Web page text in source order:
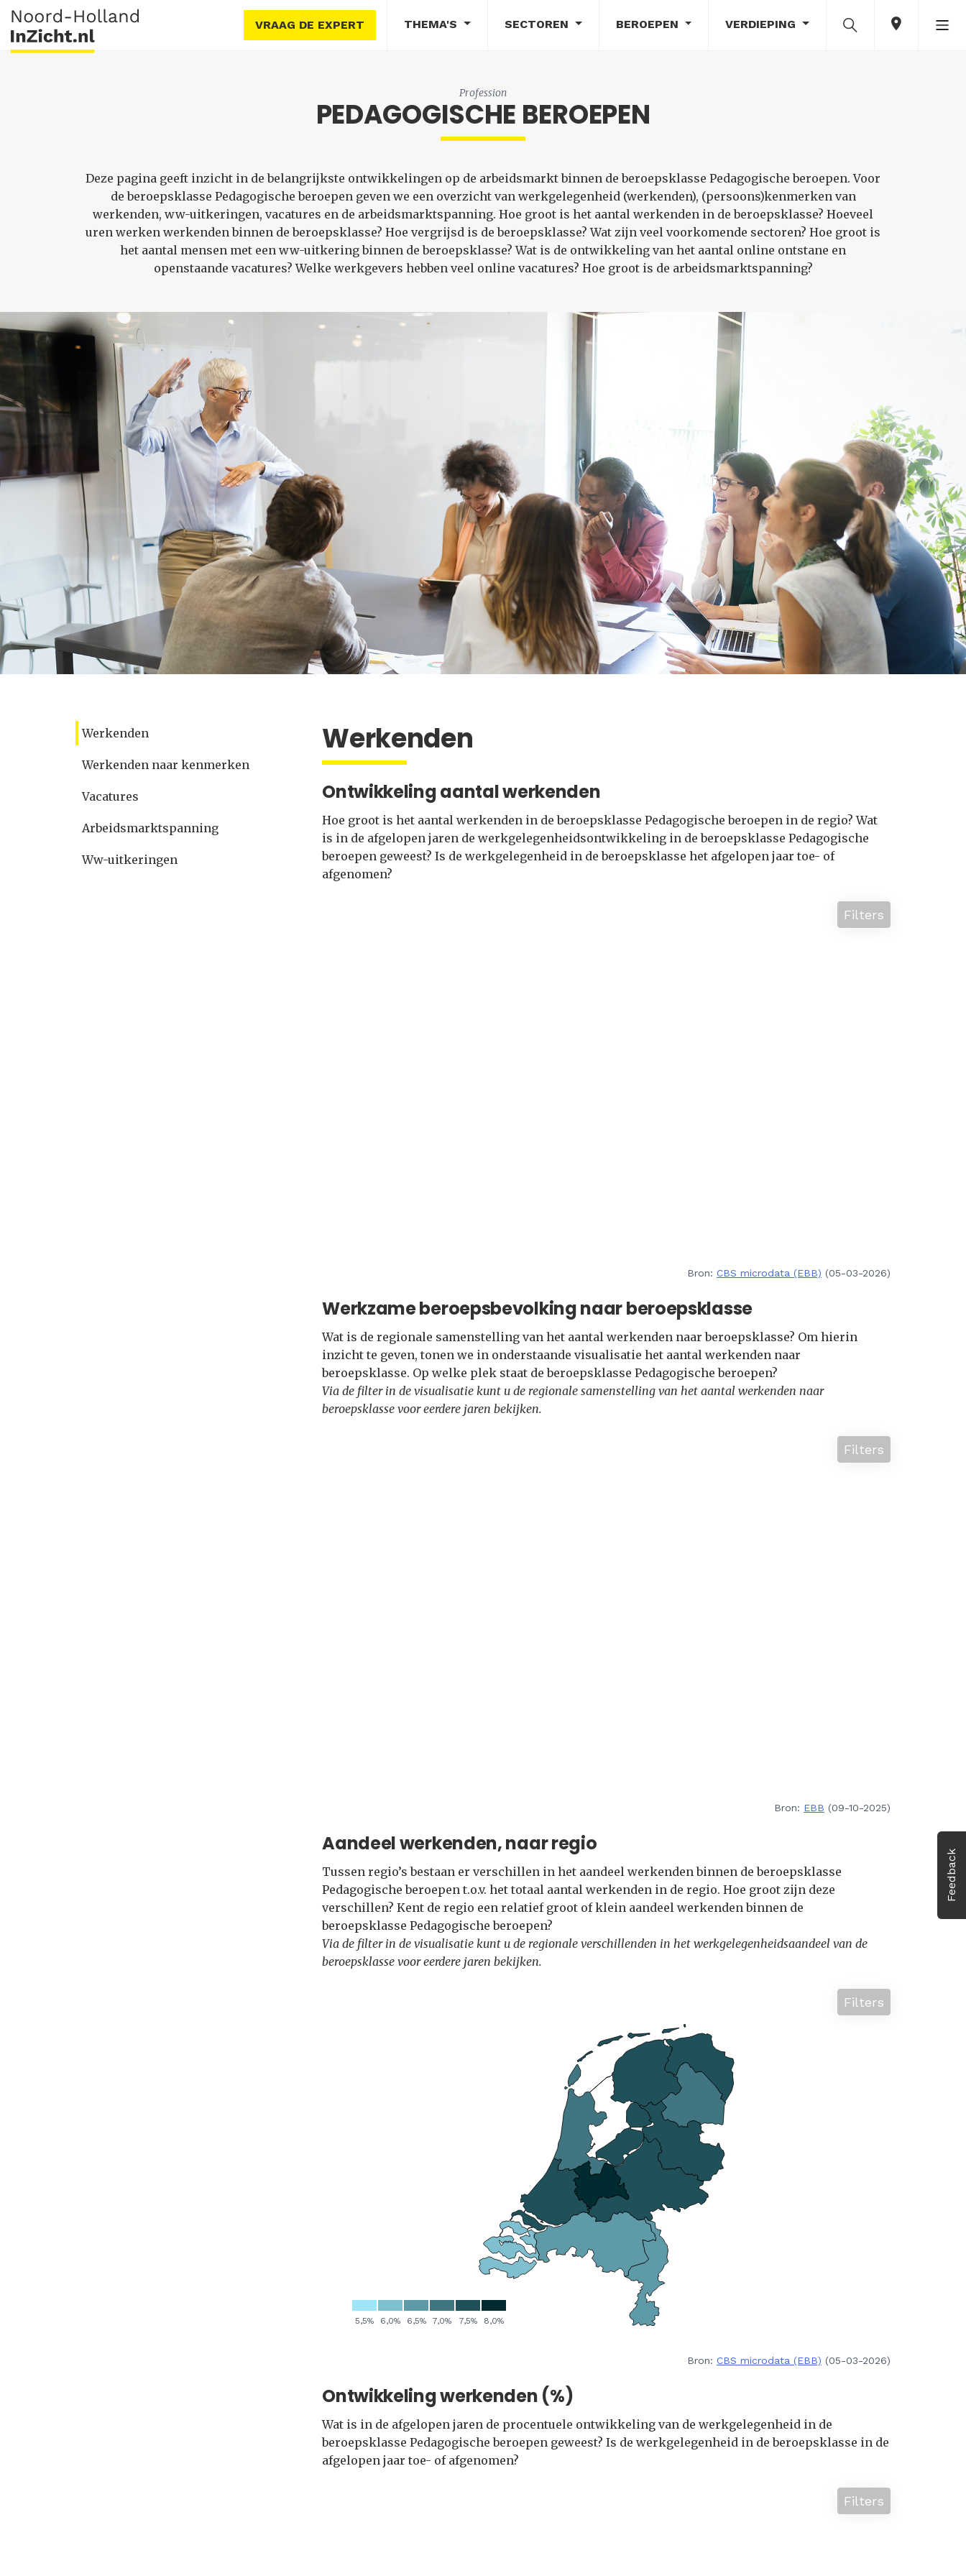
VRAAG DE EXPERT THEMA'S SECTOREN BEROEPEN VERDIEPING
Feedback
Profession
PEDAGOGISCHE BEROEPEN
Deze pagina geeft inzicht in de belangrijkste ontwikkelingen op de arbeidsmarkt binnen de beroepsklasse Pedagogische beroepen. Voor
de beroepsklasse Pedagogische beroepen geven we een overzicht van werkgelegenheid (werkenden), (persoons)kenmerken van
werkenden, ww-uitkeringen, vacatures en de arbeidsmarktspanning. Hoe groot is het aantal werkenden in de beroepsklasse? Hoeveel
uren werken werkenden binnen de beroepsklasse? Hoe vergrijsd is de beroepsklasse? Wat zijn veel voorkomende sectoren? Hoe groot is
het aantal mensen met een ww-uitkering binnen de beroepsklasse? Wat is de ontwikkeling van het aantal online ontstane en
openstaande vacatures? Welke werkgevers hebben veel online vacatures? Hoe groot is de arbeidsmarktspanning?
Werkenden
Werkenden naar kenmerken
Vacatures
Arbeidsmarktspanning
Ww-uitkeringen
Werkenden
Ontwikkeling aantal werkenden
Hoe groot is het aantal werkenden in de beroepsklasse Pedagogische beroepen in de regio? Wat
is in de afgelopen jaren de werkgelegenheidsontwikkeling in de beroepsklasse Pedagogische
beroepen geweest? Is de werkgelegenheid in de beroepsklasse het afgelopen jaar toe- of
afgenomen?
Filters
Bron: CBS microdata (EBB) (05-03-2026)
Werkzame beroepsbevolking naar beroepsklasse
Wat is de regionale samenstelling van het aantal werkenden naar beroepsklasse? Om hierin
inzicht te geven, tonen we in onderstaande visualisatie het aantal werkenden naar
beroepsklasse. Op welke plek staat de beroepsklasse Pedagogische beroepen?
Via de filter in de visualisatie kunt u de regionale samenstelling van het aantal werkenden naar
beroepsklasse voor eerdere jaren bekijken.
Filters
Bron: EBB (09-10-2025)
Aandeel werkenden, naar regio
Tussen regio’s bestaan er verschillen in het aandeel werkenden binnen de beroepsklasse
Pedagogische beroepen t.o.v. het totaal aantal werkenden in de regio. Hoe groot zijn deze
verschillen? Kent de regio een relatief groot of klein aandeel werkenden binnen de
beroepsklasse Pedagogische beroepen?
Via de filter in de visualisatie kunt u de regionale verschillenden in het werkgelegenheidsaandeel van de
beroepsklasse voor eerdere jaren bekijken.
Filters
Bron: CBS microdata (EBB) (05-03-2026)
Ontwikkeling werkenden (%)
Wat is in de afgelopen jaren de procentuele ontwikkeling van de werkgelegenheid in de
beroepsklasse Pedagogische beroepen geweest? Is de werkgelegenheid in de beroepsklasse in de
afgelopen jaar toe- of afgenomen?
Filters